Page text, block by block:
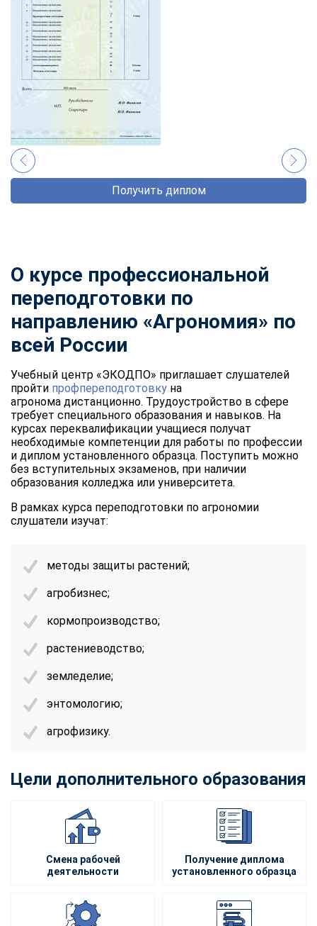
Получить диплом
О курсе профессиональной
переподготовки по
направлению «Агрономия» по
всей России
Учебный центр «ЭКОДПО» приглашает слушателей
пройти профпереподготовку на
агронома дистанционно. Трудоустройство в сфере
требует специального образования и навыков. На
курсах переквалификации учащиеся получат
необходимые компетенции для работы по профессии
и диплом установленного образца. Поступить можно
без вступительных экзаменов, при наличии
образования колледжа или университета.
В рамках курса переподготовки по агрономии
слушатели изучат:
методы защиты растений;
агробизнес;
кормопроизводство;
растениеводство;
земледелие;
энтомологию;
агрофизику.
Цели дополнительного образования
Смена рабочей
деятельности
Получение диплома
установленного образца